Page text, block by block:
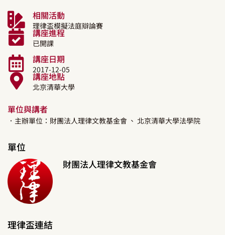
相關活動
理律盃模擬法庭辯論賽
講座進程
已開課
講座日期
2017-12-05
講座地點
北京清華大學
單位與講者
．主辦單位：財團法人理律文教基金會 、 北京清華大學法學院
單位
財團法人理律文教基金會
理律盃連結